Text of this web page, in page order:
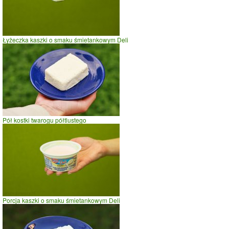
Łyżeczka kaszki o smaku śmietankowym Deli
Pół kostki twarogu półtlustego
Porcja kaszki o smaku śmietankowym Deli